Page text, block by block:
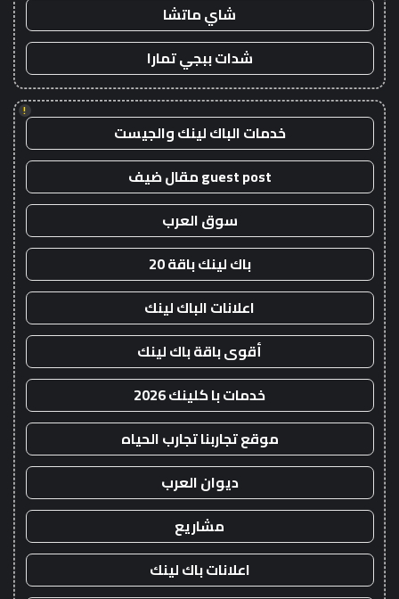
شاي ماتشا
شدات ببجي تمارا
!
خدمات الباك لينك والجيست
guest post مقال ضيف
سوق العرب
باك لينك باقة 20
اعلانات الباك لينك
أقوى باقة باك لينك
خدمات با كلينك 2026
موقع تجاربنا تجارب الحياه
ديوان العرب
مشاريع
اعلانات باك لينك